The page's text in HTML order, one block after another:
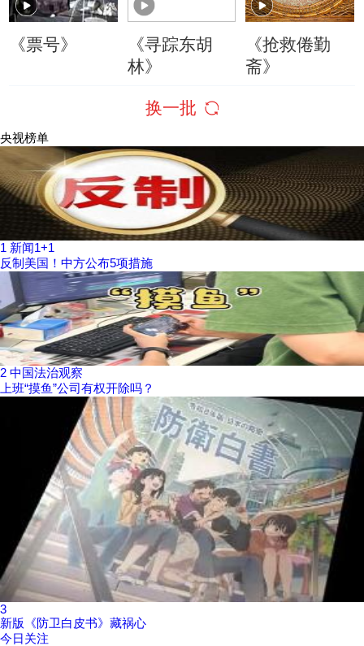
《票号》
《寻踪东胡
林》
《抢救倦勤
斋》
换一批
央视榜单
1 新闻1+1
反制美国！中方公布5项措施
2 中国法治观察
上班“摸鱼”公司有权开除吗？
3
新版《防卫白皮书》藏祸心
今日关注